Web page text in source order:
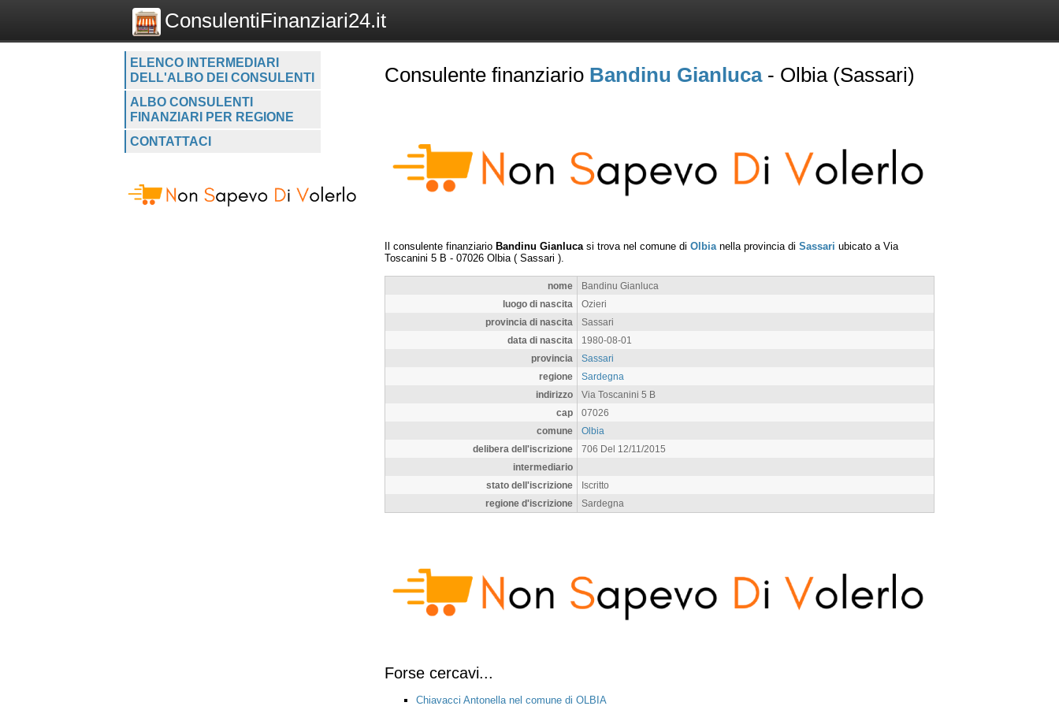
ConsulentiFinanziari24.it
ELENCO INTERMEDIARI
DELL'ALBO DEI CONSULENTI
ALBO CONSULENTI
FINANZIARI PER REGIONE
CONTATTACI
Consulente finanziario Bandinu Gianluca- Olbia (Sassari)
Il consulente finanziario Bandinu Gianluca si trova nel comune di Olbia nella provincia di Sassari ubicato a Via
Toscanini 5 B - 07026 Olbia ( Sassari ).
nome
Bandinu Gianluca
luogo di nascita
Ozieri
provincia di nascita
Sassari
data di nascita
1980-08-01
provincia
Sassari
regione
Sardegna
indirizzo
Via Toscanini 5 B
cap
07026
comune
Olbia
delibera dell'iscrizione
706 Del 12/11/2015
intermediario
stato dell'iscrizione
Iscritto
regione d'iscrizione
Sardegna
Forse cercavi...
Chiavacci Antonella nel comune di OLBIA